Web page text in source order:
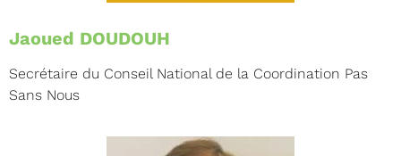
Jaoued DOUDOUH
Secrétaire du Conseil National de la Coordination Pas
Sans Nous